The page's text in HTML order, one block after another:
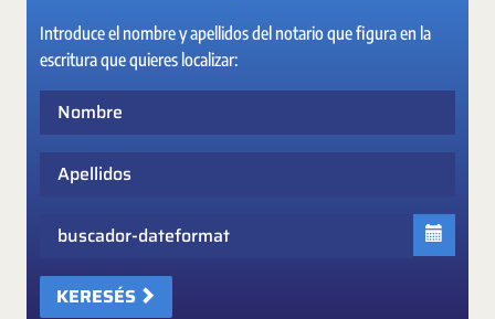
Introduce el nombre y apellidos del notario que figura en la
escritura que quieres localizar:
Apellidos
Fecha
KERESÉS